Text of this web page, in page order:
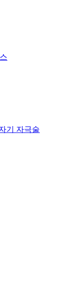
기 자극술